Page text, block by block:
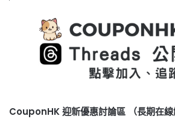
CouponHK 迎新優惠討論區 （長期在線